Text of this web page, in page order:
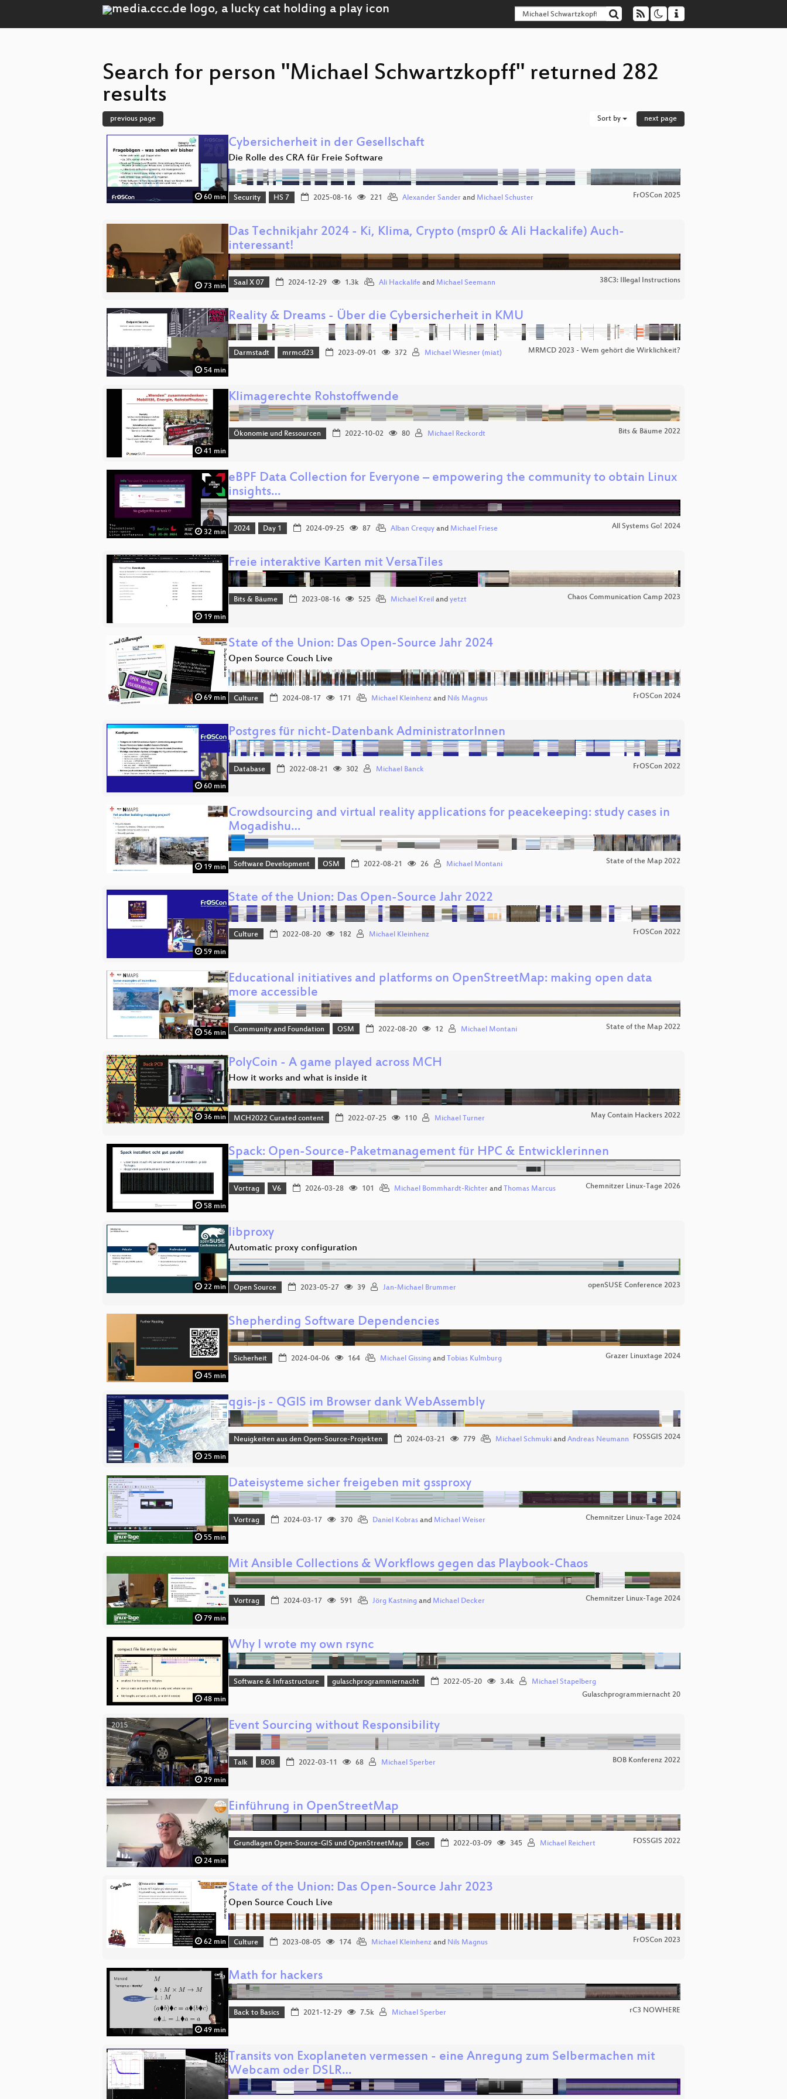
Search for person "Michael Schwartzkopff" returned 282
results
previous page Sort by next page
60 min
Cybersicherheit in der Gesellschaft
Die Rolle des CRA für Freie Software
Security HS 7 2025-08-16 221 Alexander Sanderand Michael Schuster FrOSCon 2025
73 min
Das Technikjahr 2024 - Ki, Klima, Crypto (mspr0 & Ali Hackalife) Auch-
interessant!
Saal X 07 2024-12-29 1.3k Ali Hackalifeand Michael Seemann 38C3: Illegal Instructions
54 min
Reality & Dreams - Über die Cybersicherheit in KMU
Darmstadt mrmcd23 2023-09-01 372 Michael Wiesner (miat) MRMCD 2023 - Wem gehört die Wirklichkeit?
41 min
Klimagerechte Rohstoffwende
Ökonomie und Ressourcen 2022-10-02 80 Michael Reckordt Bits & Bäume 2022
32 min
eBPF Data Collection for Everyone – empowering the community to obtain Linux
insights…
2024 Day 1 2024-09-25 87 Alban Crequyand Michael Friese All Systems Go! 2024
19 min
Freie interaktive Karten mit VersaTiles
Bits & Bäume 2023-08-16 525 Michael Kreiland yetzt Chaos Communication Camp 2023
69 min
State of the Union: Das Open-Source Jahr 2024
Open Source Couch Live
Culture 2024-08-17 171 Michael Kleinhenzand Nils Magnus FrOSCon 2024
60 min
Postgres für nicht-Datenbank AdministratorInnen
Database 2022-08-21 302 Michael Banck FrOSCon 2022
19 min
Crowdsourcing and virtual reality applications for peacekeeping: study cases in
Mogadishu…
Software Development OSM 2022-08-21 26 Michael Montani State of the Map 2022
59 min
State of the Union: Das Open-Source Jahr 2022
Culture 2022-08-20 182 Michael Kleinhenz FrOSCon 2022
56 min
Educational initiatives and platforms on OpenStreetMap: making open data
more accessible
Community and Foundation OSM 2022-08-20 12 Michael Montani State of the Map 2022
36 min
PolyCoin - A game played across MCH
How it works and what is inside it
MCH2022 Curated content 2022-07-25 110 Michael Turner May Contain Hackers 2022
58 min
Spack: Open-Source-Paketmanagement für HPC & Entwicklerinnen
Vortrag V6 2026-03-28 101 Michael Bommhardt-Richterand Thomas Marcus Chemnitzer Linux-Tage 2026
22 min
libproxy
Automatic proxy configuration
Open Source 2023-05-27 39 Jan-Michael Brummer openSUSE Conference 2023
45 min
Shepherding Software Dependencies
Sicherheit 2024-04-06 164 Michael Gissingand Tobias Kulmburg Grazer Linuxtage 2024
25 min
qgis-js - QGIS im Browser dank WebAssembly
Neuigkeiten aus den Open-Source-Projekten 2024-03-21 779 Michael Schmukiand Andreas Neumann FOSSGIS 2024
55 min
Dateisysteme sicher freigeben mit gssproxy
Vortrag 2024-03-17 370 Daniel Kobrasand Michael Weiser Chemnitzer Linux-Tage 2024
79 min
Mit Ansible Collections & Workflows gegen das Playbook-Chaos
Vortrag 2024-03-17 591 Jörg Kastningand Michael Decker Chemnitzer Linux-Tage 2024
48 min
Why I wrote my own rsync
Software & Infrastructure gulaschprogrammiernacht 2022-05-20 3.4k
Michael Stapelberg
Gulaschprogrammiernacht 20
29 min
Event Sourcing without Responsibility
Talk BOB 2022-03-11 68 Michael Sperber BOB Konferenz 2022
24 min
Einführung in OpenStreetMap
Grundlagen Open-Source-GIS und OpenStreetMap Geo 2022-03-09 345 Michael Reichert FOSSGIS 2022
62 min
State of the Union: Das Open-Source Jahr 2023
Open Source Couch Live
Culture 2023-08-05 174 Michael Kleinhenzand Nils Magnus FrOSCon 2023
49 min
Math for hackers
Back to Basics 2021-12-29 7.5k Michael Sperber rC3 NOWHERE
Transits von Exoplaneten vermessen - eine Anregung zum Selbermachen mit
Webcam oder DSLR…